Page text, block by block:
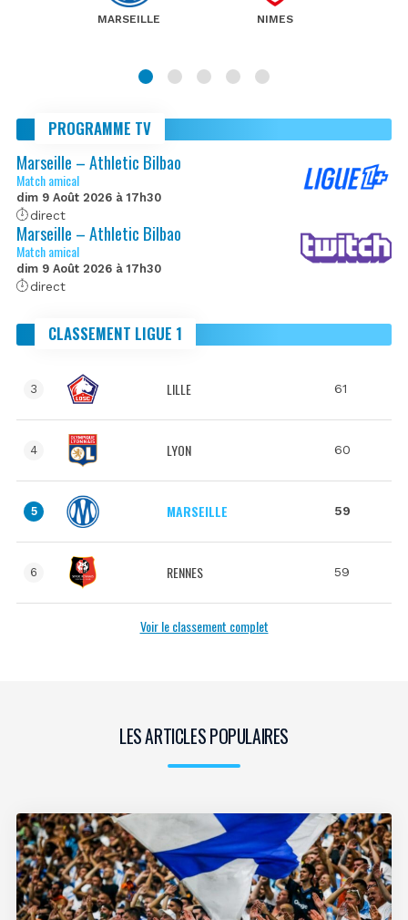
MARSEILLE NIMES
PROGRAMME TV
Marseille – Athletic Bilbao
Match amical
dim 9 Août 2026 à 17h30
direct
Marseille – Athletic Bilbao
Match amical
dim 9 Août 2026 à 17h30
direct
CLASSEMENT LIGUE 1
3 LILLE 61
4 LYON 60
5 MARSEILLE 59
6 RENNES 59
Voir le classement complet
LES ARTICLES POPULAIRES